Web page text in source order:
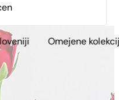
kolekcije